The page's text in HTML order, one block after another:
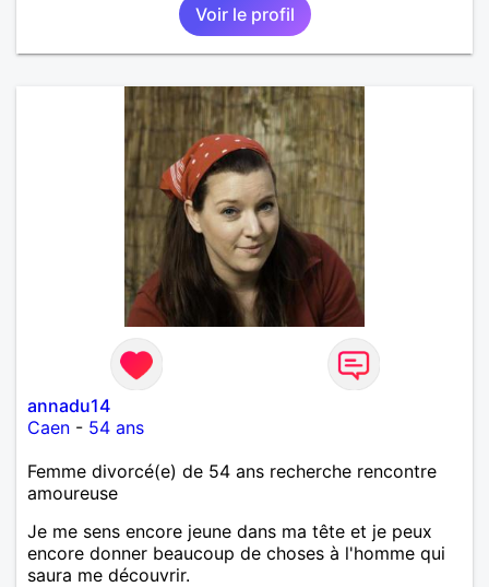
Voir le profil
annadu14
Caen - 54 ans
Femme divorcé(e) de 54 ans recherche rencontre
amoureuse
Je me sens encore jeune dans ma tête et je peux
encore donner beaucoup de choses à l'homme qui
saura me découvrir.